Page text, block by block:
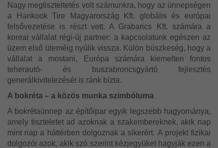
Nagy megtiszteltetés volt számunkra, hogy az ünnepségen
a Hankook Tire Magyarország Kft. globális és európai
felsővezetése is részt vett. A Grabarics Kft. számára a
koreai vállalat régi-új partner: a kapcsolatunk egészen az
üzem első üteméig nyúlik vissza. Külön büszkeség, hogy a
vállalat a mostani, Európa számára kiemelten fontos
teherautó- és buszabroncsgyártó fejlesztés
generálkivitelezését is ránk bízta.
A bokréta – a közös munka szimbóluma
A bokrétaünnep az építőipar egyik legszebb hagyománya,
amely tiszteletet ad azoknak a szakembereknek, akik nap
mint nap a háttérben dolgoznak a sikerért. A projekt fizikai
dolgozói azok, akik szó szerint kézjegyüket hagyják ezen a